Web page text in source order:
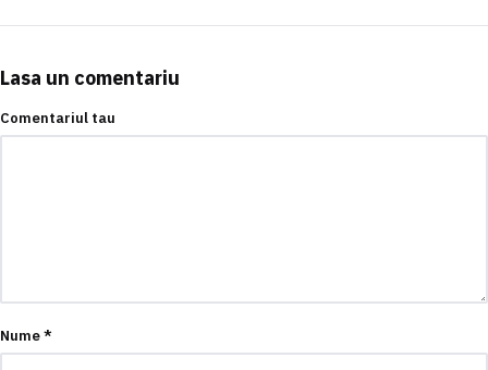
Lasa un comentariu
Comentariul tau
Nume*